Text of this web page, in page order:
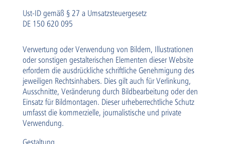
Ust-ID gemäß § 27 a Umsatzsteuergesetz
DE 150 620 095
Verwertung oder Verwendung von Bildern, Illustrationen
oder sonstigen gestalterischen Elementen dieser Website
erfordern die ausdrückliche schriftliche Genehmigung des
jeweiligen Rechtsinhabers. Dies gilt auch für Verlinkung,
Ausschnitte, Veränderung durch Bildbearbeitung oder den
Einsatz für Bildmontagen. Dieser urheberrechtliche Schutz
umfasst die kommerzielle, journalistische und private
Verwendung.
Gestaltung